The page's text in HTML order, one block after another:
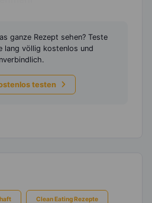
ganze Rezept sehen? Teste
lang völlig kostenlos und
testen
Clean Eating Rezepte